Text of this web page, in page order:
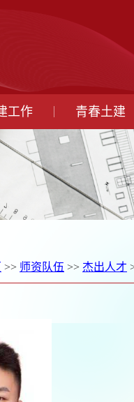
工作 青春土建
>> 师资队伍 >> 杰出人才